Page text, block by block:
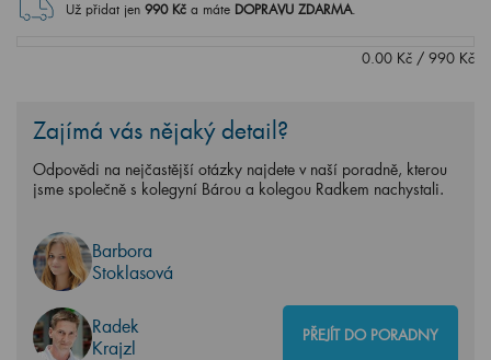
Už přidat jen 990Kč a máte DOPRAVU ZDARMA.
0.00 Kč / 990 Kč
Zajímá vás nějaký detail?
Odpovědi na nejčastější otázky najdete v naší poradně, kterou
jsme společně s kolegyní Bárou a kolegou Radkem nachystali.
Barbora
Stoklasová
Radek
Krajzl
PŘEJÍT DO PORADNY